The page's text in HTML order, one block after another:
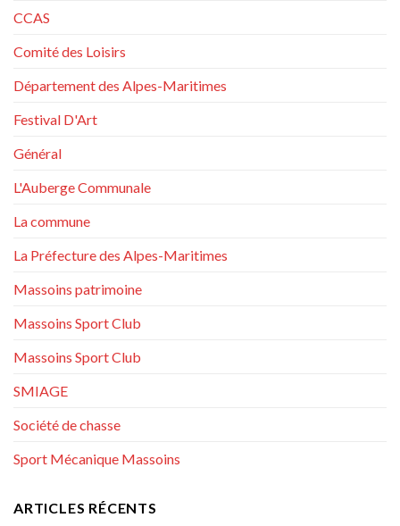
CCAS
Comité des Loisirs
Département des Alpes-Maritimes
Festival D'Art
Général
L'Auberge Communale
La commune
La Préfecture des Alpes-Maritimes
Massoins patrimoine
Massoins Sport Club
Massoins Sport Club
SMIAGE
Société de chasse
Sport Mécanique Massoins
ARTICLES RÉCENTS